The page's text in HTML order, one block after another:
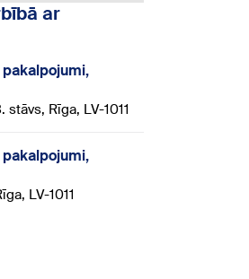
ar
Rīga, LV-1011
LV-1011